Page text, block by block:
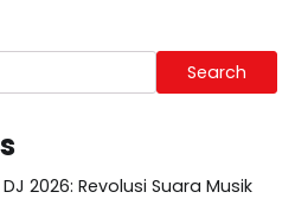
Search
2026: Revolusi Suara Musik